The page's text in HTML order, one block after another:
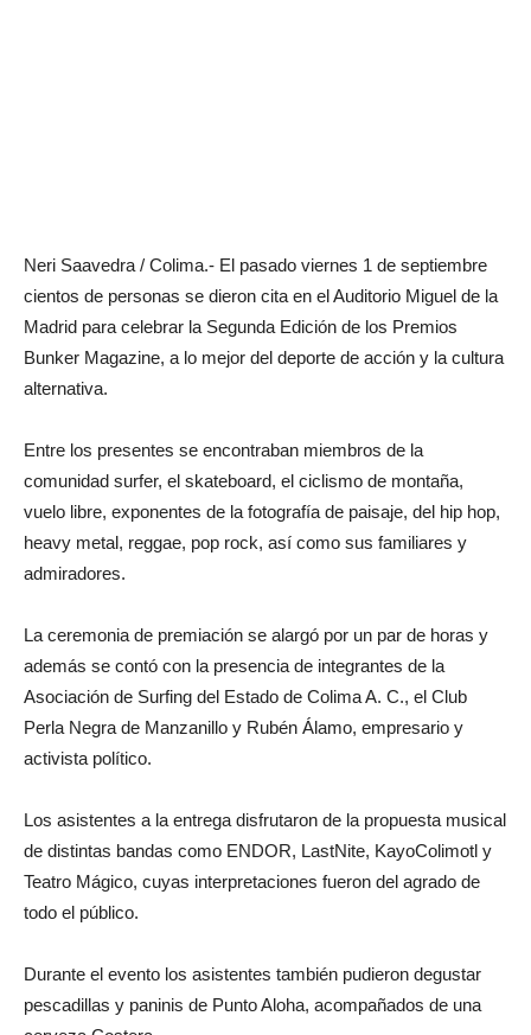
Neri Saavedra / Colima.- El pasado viernes 1 de septiembre
cientos de personas se dieron cita en el Auditorio Miguel de la
Madrid para celebrar la Segunda Edición de los Premios
Bunker Magazine, a lo mejor del deporte de acción y la cultura
alternativa.
Entre los presentes se encontraban miembros de la
comunidad surfer, el skateboard, el ciclismo de montaña,
vuelo libre, exponentes de la fotografía de paisaje, del hip hop,
heavy metal, reggae, pop rock, así como sus familiares y
admiradores.
La ceremonia de premiación se alargó por un par de horas y
además se contó con la presencia de integrantes de la
Asociación de Surfing del Estado de Colima A. C., el Club
Perla Negra de Manzanillo y Rubén Álamo, empresario y
activista político.
Los asistentes a la entrega disfrutaron de la propuesta musical
de distintas bandas como ENDOR, LastNite, KayoColimotl y
Teatro Mágico, cuyas interpretaciones fueron del agrado de
todo el público.
Durante el evento los asistentes también pudieron degustar
pescadillas y paninis de Punto Aloha, acompañados de una